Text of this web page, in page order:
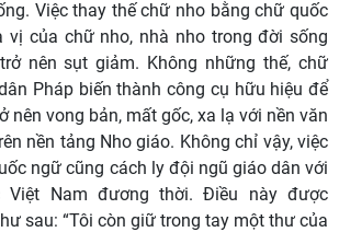
Việc thay thế chữ nho bằng chữ quốc
vị của chữ nho, nhà nho trong đời sống
nên sụt giảm. Không những thế, chữ
Pháp biến thành công cụ hữu hiệu để
nên vong bản, mất gốc, xa lạ với nền văn
nền tảng Nho giáo. Không chỉ vậy, việc
ngữ cũng cách ly đội ngũ giáo dân với
Nam đương thời. Điều này được
sau: “Tôi còn giữ trong tay một thư của